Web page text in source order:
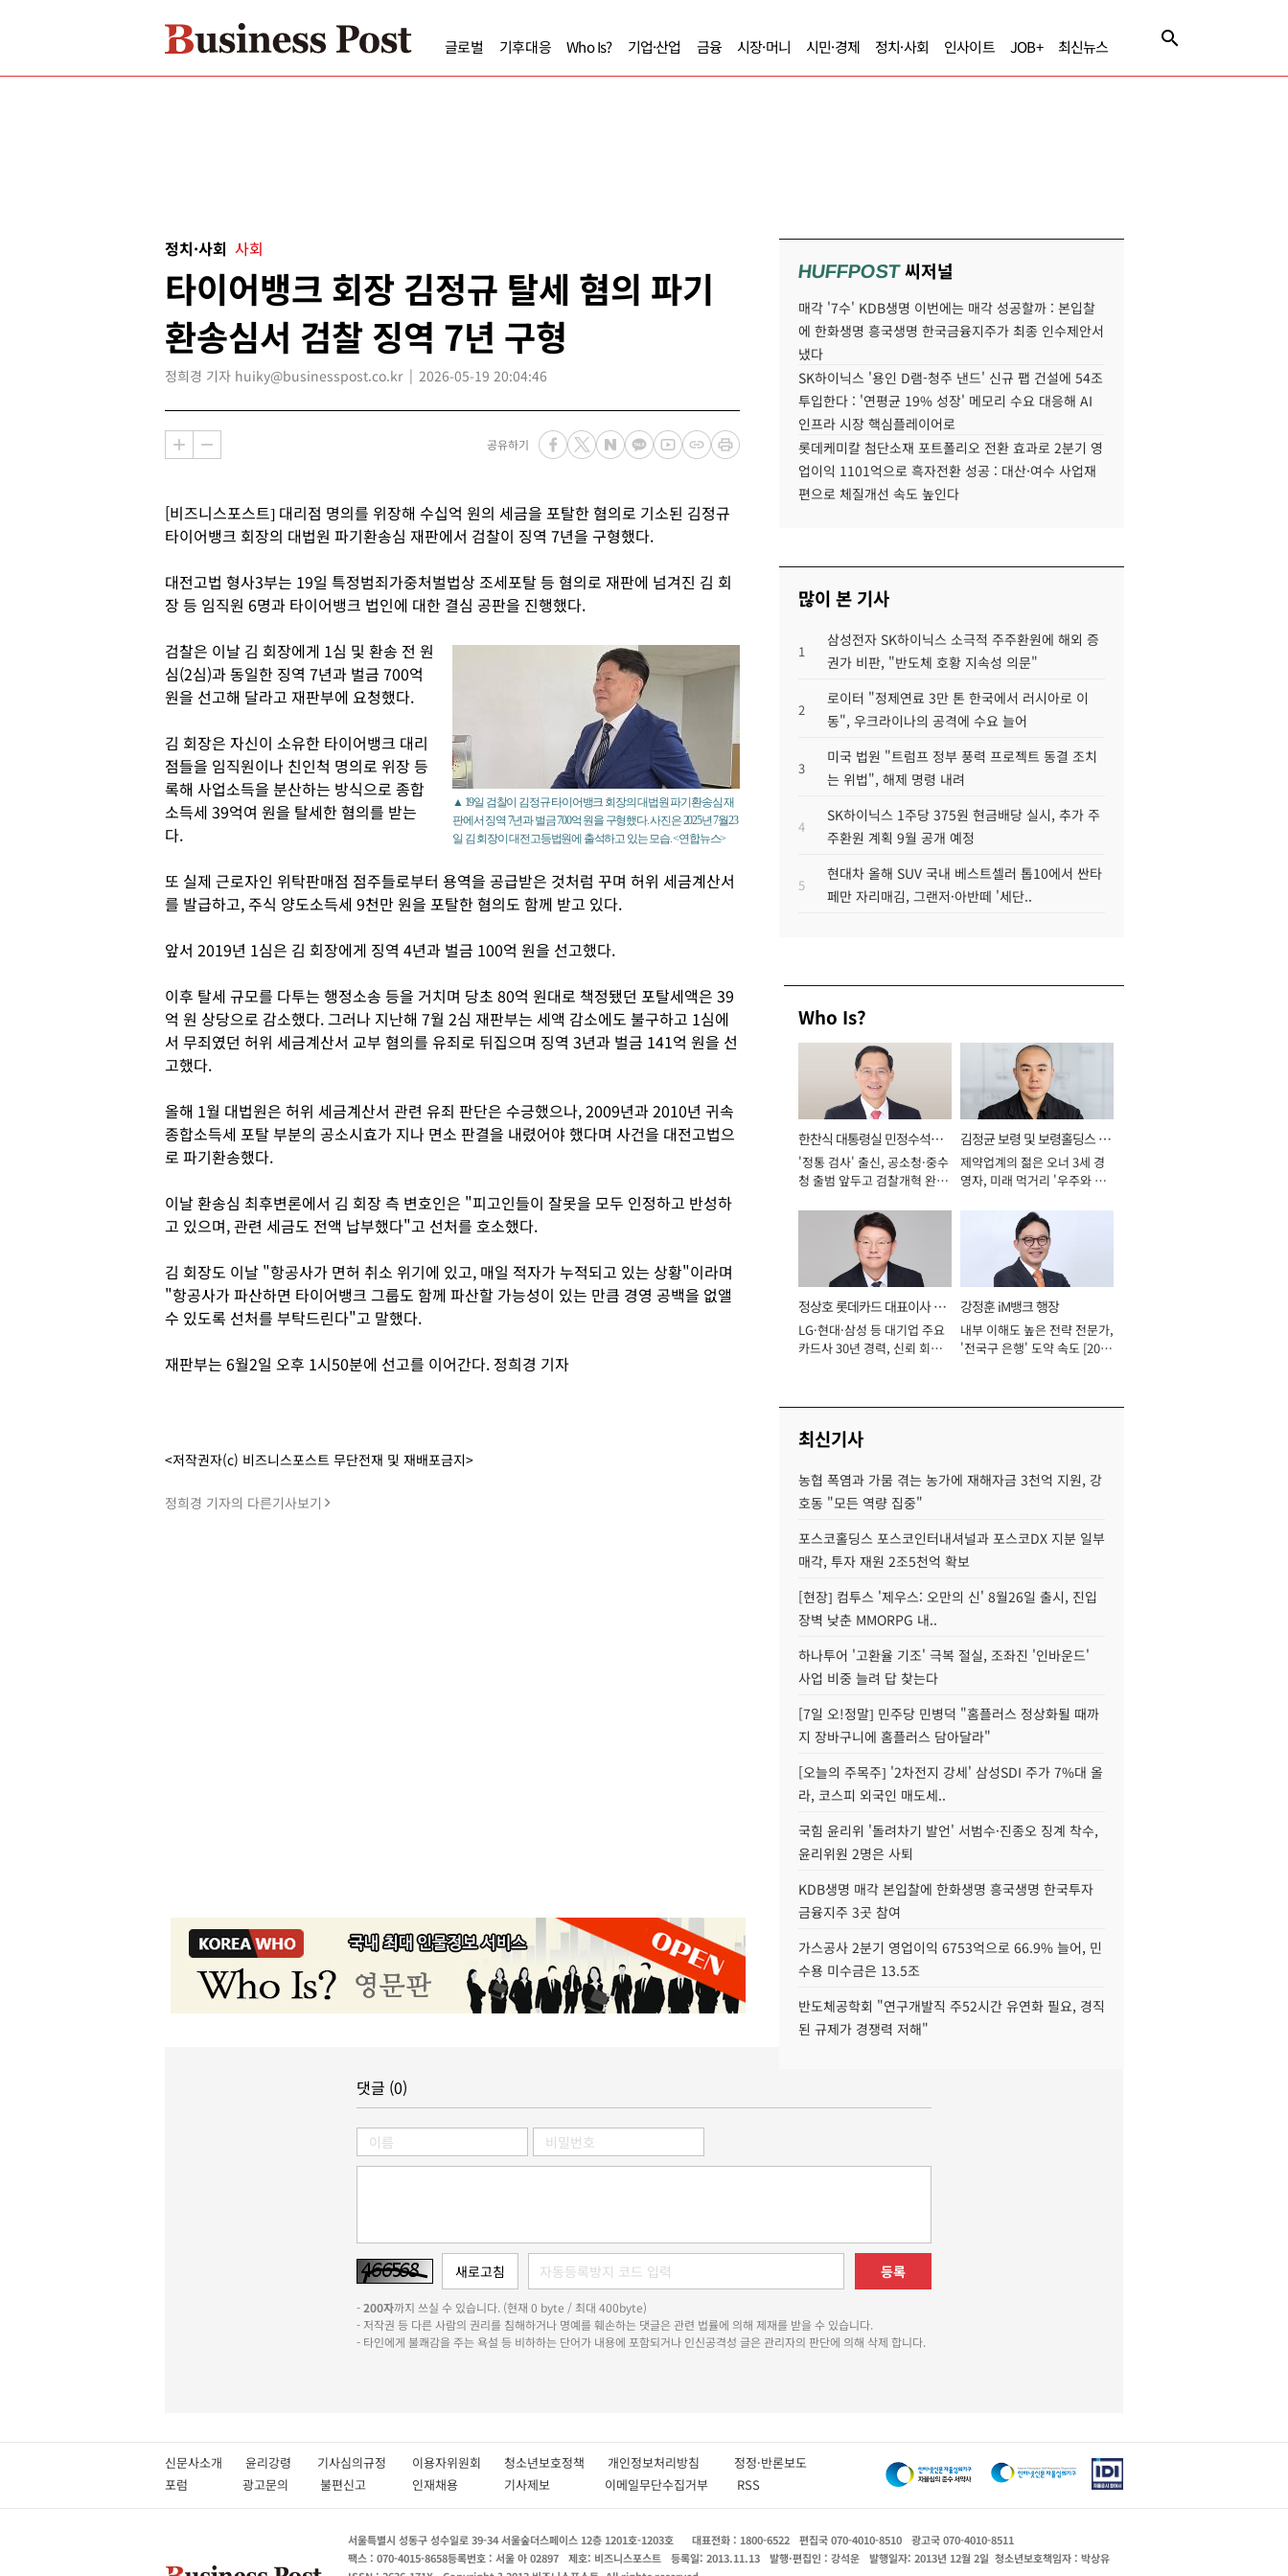
글로벌 기후대응 Who Is? 기업·산업 금융 시장·머니 시민·경제 정치·사회 인사이트 JOB+ 최신뉴스
정치·사회 사회
타이어뱅크 회장 김정규 탈세 혐의 파기
환송심서 검찰 징역 7년 구형
정희경 기자 huiky@businesspost.co.kr 2026-05-19 20:04:46
공유하기
[비즈니스포스트] 대리점 명의를 위장해 수십억 원의 세금을 포탈한 혐의로 기소된 김정규
타이어뱅크 회장의 대법원 파기환송심 재판에서 검찰이 징역 7년을 구형했다.
대전고법 형사3부는 19일 특정범죄가중처벌법상 조세포탈 등 혐의로 재판에 넘겨진 김 회
장 등 임직원 6명과 타이어뱅크 법인에 대한 결심 공판을 진행했다.
▲ 19일 검찰이 김정규 타이어뱅크 회장의 대법원 파기환송심 재
판에서 징역 7년과 벌금 700억 원을 구형했다. 사진은 2025년 7월23
일 김 회장이 대전고등법원에 출석하고 있는 모습. <연합뉴스>
검찰은 이날 김 회장에게 1심 및 환송 전 원
심(2심)과 동일한 징역 7년과 벌금 700억
원을 선고해 달라고 재판부에 요청했다.
김 회장은 자신이 소유한 타이어뱅크 대리
점들을 임직원이나 친인척 명의로 위장 등
록해 사업소득을 분산하는 방식으로 종합
소득세 39억여 원을 탈세한 혐의를 받는
다.
또 실제 근로자인 위탁판매점 점주들로부터 용역을 공급받은 것처럼 꾸며 허위 세금계산서
를 발급하고, 주식 양도소득세 9천만 원을 포탈한 혐의도 함께 받고 있다.
앞서 2019년 1심은 김 회장에게 징역 4년과 벌금 100억 원을 선고했다.
이후 탈세 규모를 다투는 행정소송 등을 거치며 당초 80억 원대로 책정됐던 포탈세액은 39
억 원 상당으로 감소했다. 그러나 지난해 7월 2심 재판부는 세액 감소에도 불구하고 1심에
서 무죄였던 허위 세금계산서 교부 혐의를 유죄로 뒤집으며 징역 3년과 벌금 141억 원을 선
고했다.
올해 1월 대법원은 허위 세금계산서 관련 유죄 판단은 수긍했으나, 2009년과 2010년 귀속
종합소득세 포탈 부분의 공소시효가 지나 면소 판결을 내렸어야 했다며 사건을 대전고법으
로 파기환송했다.
이날 환송심 최후변론에서 김 회장 측 변호인은 "피고인들이 잘못을 모두 인정하고 반성하
고 있으며, 관련 세금도 전액 납부했다"고 선처를 호소했다.
김 회장도 이날 "항공사가 면허 취소 위기에 있고, 매일 적자가 누적되고 있는 상황"이라며
"항공사가 파산하면 타이어뱅크 그룹도 함께 파산할 가능성이 있는 만큼 경영 공백을 없앨
수 있도록 선처를 부탁드린다"고 말했다.
재판부는 6월2일 오후 1시50분에 선고를 이어간다. 정희경 기자
<저작권자(c) 비즈니스포스트 무단전재 및 재배포금지>
정희경 기자의 다른기사보기
HUFFPOST씨저널
매각 '7수' KDB생명 이번에는 매각 성공할까 : 본입찰
에 한화생명 흥국생명 한국금융지주가 최종 인수제안서
냈다
SK하이닉스 '용인 D램-청주 낸드' 신규 팹 건설에 54조
투입한다 : '연평균 19% 성장' 메모리 수요 대응해 AI
인프라 시장 핵심플레이어로
롯데케미칼 첨단소재 포트폴리오 전환 효과로 2분기 영
업이익 1101억으로 흑자전환 성공 : 대산·여수 사업재
편으로 체질개선 속도 높인다
많이 본 기사
1
삼성전자 SK하이닉스 소극적 주주환원에 해외 증
권가 비판, "반도체 호황 지속성 의문"
2
로이터 "정제연료 3만 톤 한국에서 러시아로 이
동", 우크라이나의 공격에 수요 늘어
3
미국 법원 "트럼프 정부 풍력 프로젝트 동결 조치
는 위법", 해제 명령 내려
4
SK하이닉스 1주당 375원 현금배당 실시, 추가 주
주환원 계획 9월 공개 예정
5
현대차 올해 SUV 국내 베스트셀러 톱10에서 싼타
페만 자리매김, 그랜저·아반떼 '세단..
Who Is?
한찬식 대통령실 민정수석비
서관
'정통 검사' 출신, 공소청·중수
청 출범 앞두고 검찰개혁 완수
김정균 보령 및 보령홀딩스 대
표이사 사장
제약업계의 젊은 오너 3세 경
영자, 미래 먹거리 '우주와 헬
정상호 롯데카드 대표이사 사
장
LG·현대·삼성 등 대기업 주요
카드사 30년 경력, 신뢰 회복
강정훈 iM뱅크 행장
내부 이해도 높은 전략 전문가,
'전국구 은행' 도약 속도 [2026
최신기사
농협 폭염과 가뭄 겪는 농가에 재해자금 3천억 지원, 강
호동 "모든 역량 집중"
포스코홀딩스 포스코인터내셔널과 포스코DX 지분 일부
매각, 투자 재원 2조5천억 확보
[현장] 컴투스 '제우스: 오만의 신' 8월26일 출시, 진입
장벽 낮춘 MMORPG 내..
하나투어 '고환율 기조' 극복 절실, 조좌진 '인바운드'
사업 비중 늘려 답 찾는다
[7일 오!정말] 민주당 민병덕 "홈플러스 정상화될 때까
지 장바구니에 홈플러스 담아달라"
[오늘의 주목주] '2차전지 강세' 삼성SDI 주가 7%대 올
라, 코스피 외국인 매도세..
국힘 윤리위 '돌려차기 발언' 서범수·진종오 징계 착수,
윤리위원 2명은 사퇴
KDB생명 매각 본입찰에 한화생명 흥국생명 한국투자
금융지주 3곳 참여
가스공사 2분기 영업이익 6753억으로 66.9% 늘어, 민
수용 미수금은 13.5조
반도체공학회 "연구개발직 주52시간 유연화 필요, 경직
된 규제가 경쟁력 저해"
댓글 (0)
등록
-200자까지 쓰실 수 있습니다. (현재 0 byte / 최대 400byte)
- 저작권 등 다른 사람의 권리를 침해하거나 명예를 훼손하는 댓글은 관련 법률에 의해 제재를 받을 수 있습니다.
- 타인에게 불쾌감을 주는 욕설 등 비하하는 단어가 내용에 포함되거나 인신공격성 글은 관리자의 판단에 의해 삭제 합니다.
신문사소개 윤리강령 기사심의규정 이용자위원회 청소년보호정책 개인정보처리방침 정정·반론보도
포럼
광고문의 불편신고 인재채용 기사제보 이메일무단수집거부 RSS
서울특별시 성동구 성수일로 39-34 서울숲더스페이스 12층 1201호-1203호 대표전화 : 1800-6522 편집국 070-4010-8510
광고국 070-4010-8511
팩스 : 070-4015-8658등록번호 : 서울 아 02897 제호: 비즈니스포스트 등록일: 2013.11.13 발행·편집인 : 강석운 발행일자: 2013년 12월 2일 청소년보호책임자 : 박상유